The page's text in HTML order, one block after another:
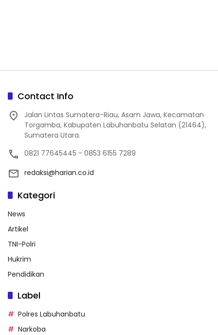
Contact Info
Jalan Lintas Sumatera-Riau, Asam Jawa, Kecamatan
Torgamba, Kabupaten Labuhanbatu Selatan (21464),
Sumatera Utara.
0821 77645445 - 0853 6155 7289
redaksi@harian.co.id
Kategori
News
Artikel
TNI-Polri
Hukrim
Pendidikan
Label
Polres Labuhanbatu
Narkoba